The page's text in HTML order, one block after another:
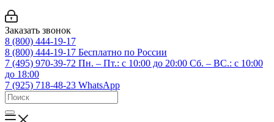
Заказать звонок
8 (800) 444-19-17
8 (800) 444-19-17 Бесплатно по России
7 (495) 970-39-72 Пн. – Пт.: с 10:00 до 20:00 Сб. – ВС.: c 10:00
до 18:00
7 (925) 718-48-23 WhatsApp